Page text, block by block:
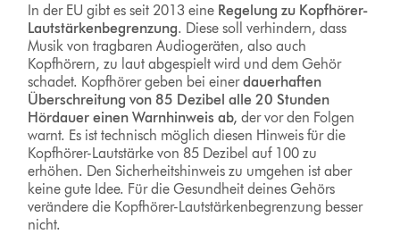
In der EU gibt es seit 2013 eine Regelung zu Kopfhörer-
Lautstärkenbegrenzung. Diese soll verhindern, dass
Musik von tragbaren Audiogeräten, also auch
Kopfhörern, zu laut abgespielt wird und dem Gehör
schadet. Kopfhörer geben bei einerdauerhaften
Überschreitung von 85 Dezibel alle 20 Stunden
Hördauer einen Warnhinweis ab, der vor den Folgen
warnt. Es ist technisch möglich diesen Hinweis für die
Kopfhörer-Lautstärke von 85 Dezibel auf 100 zu
erhöhen. Den Sicherheitshinweis zu umgehen ist aber
keine gute Idee. Für die Gesundheit deines Gehörs
verändere die Kopfhörer-Lautstärkenbegrenzung besser
nicht.